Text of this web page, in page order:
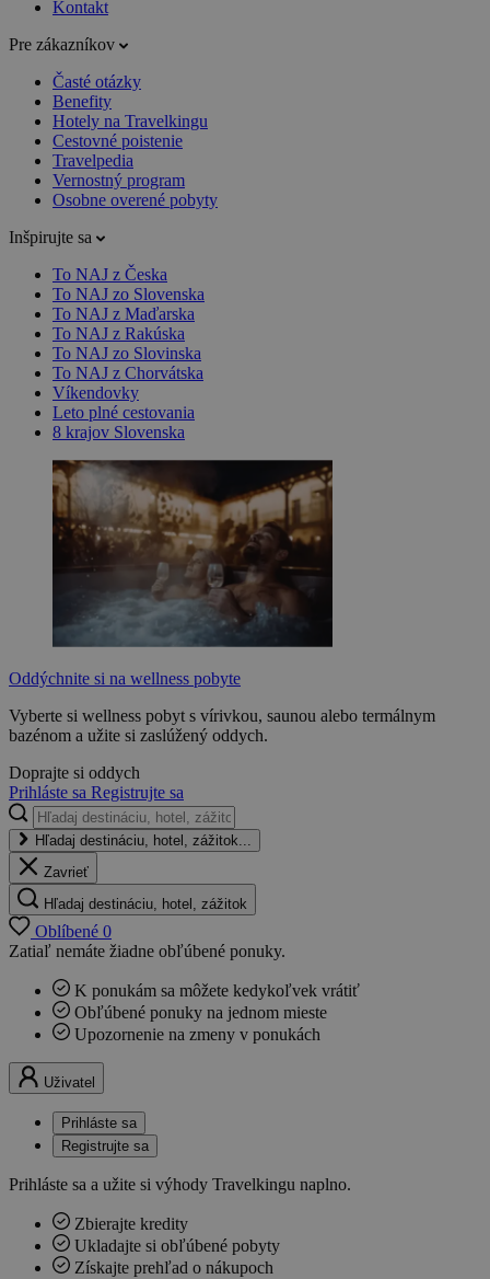
Kontakt
Pre zákazníkov
Časté otázky
Benefity
Hotely na Travelkingu
Cestovné poistenie
Travelpedia
Vernostný program
Osobne overené pobyty
Inšpirujte sa
To NAJ z Česka
To NAJ zo Slovenska
To NAJ z Maďarska
To NAJ z Rakúska
To NAJ zo Slovinska
To NAJ z Chorvátska
Víkendovky
Leto plné cestovania
8 krajov Slovenska
Oddýchnite si na wellness pobyte
Vyberte si wellness pobyt s vírivkou, saunou alebo termálnym
bazénom a užite si zaslúžený oddych.
Doprajte si oddych
Prihláste sa Registrujte sa
Hľadaj destináciu, hotel, zážitok...
Zavrieť
Hľadaj destináciu, hotel, zážitok
Oblíbené 0
Zatiaľ nemáte žiadne obľúbené ponuky.
K ponukám sa môžete kedykoľvek vrátiť
Obľúbené ponuky na jednom mieste
Upozornenie na zmeny v ponukách
Uživatel
Prihláste sa
Registrujte sa
Prihláste sa a užite si výhody Travelkingu naplno.
Zbierajte kredity
Ukladajte si obľúbené pobyty
Získajte prehľad o nákupoch